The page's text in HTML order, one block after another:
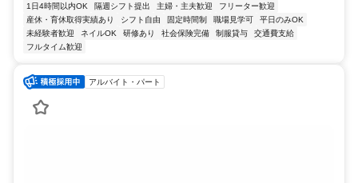
1日4時間以内OK
隔週シフト提出 主婦・主夫歓迎
フリーター歓迎
産休・育休取得実績あり
シフト自由 固定時間制 職場見学可
平日のみOK
未経験者歓迎
ネイルOK 研修あり 社会保険完備 制服貸与
交通費支給
フルタイム歓迎
アルバイト・パート